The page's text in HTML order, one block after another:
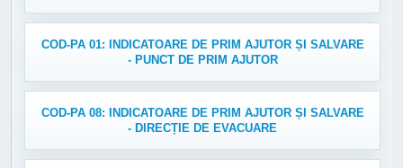
COD-PA 01: INDICATOARE DE PRIM AJUTOR ȘI SALVARE
- PUNCT DE PRIM AJUTOR
COD-PA 08: INDICATOARE DE PRIM AJUTOR ȘI SALVARE
- DIRECȚIE DE EVACUARE